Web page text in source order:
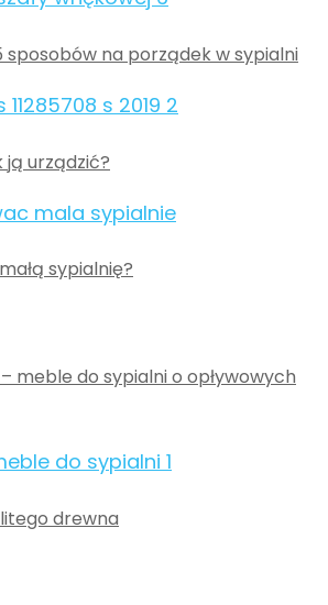
sposobów na porządek w sypialni
ją urządzić?
sypialnię?
– meble do sypialni o opływowych
drewna